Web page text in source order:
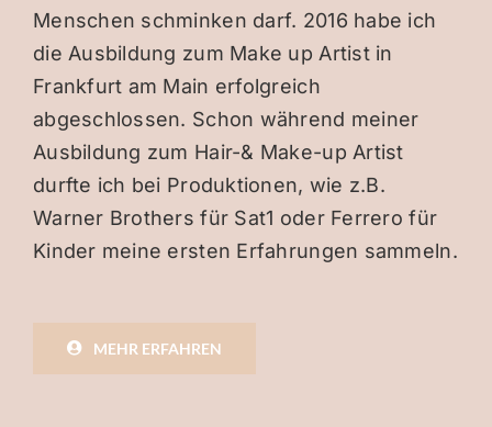
Menschen schminken darf. 2016 habe ich
die Ausbildung zum Make up Artist in
Frankfurt am Main erfolgreich
abgeschlossen. Schon während meiner
Ausbildung zum Hair-& Make-up Artist
durfte ich bei Produktionen, wie z.B.
Warner Brothers für Sat1 oder Ferrero für
Kinder meine ersten Erfahrungen sammeln.
MEHR ERFAHREN